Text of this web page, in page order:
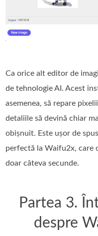
Ca orice alt editor de
de tehnologie AI. Acest
asemenea, să repare
detaliile să devină chiar
obișnuit. Este ușor de
perfectă la Waifu2x, care
doar câteva secunde.
Partea 3.
despre